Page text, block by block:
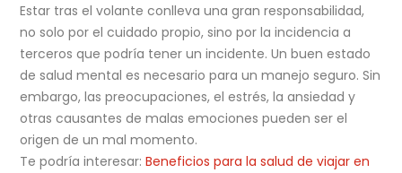
Estar tras el volante conlleva una gran responsabilidad,
no solo por el cuidado propio, sino por la incidencia a
terceros que podría tener un incidente. Un buen estado
de salud mental es necesario para un manejo seguro. Sin
embargo, las preocupaciones, el estrés, la ansiedad y
otras causantes de malas emociones pueden ser el
origen de un mal momento.
Te podría interesar:Beneficios para la salud de viajar en